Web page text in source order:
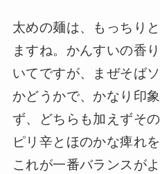
太めの麺は、もっちり
ますね。かんすいの香
いてですが、まぜそば
かどうかで、かなり印
ず、どちらも加えずそ
ピリ辛とほのかな痺れ
これが一番バランスが